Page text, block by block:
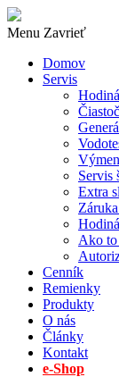
Menu Zavrieť
Domov
Servis
Servis
Extra
Ako
Cenník
Remienky
Produkty
O nás
Články
Kontakt
e-Shop